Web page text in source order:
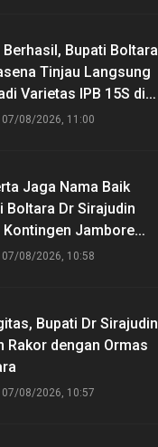
Bupati Boltara
Tinjau Langsung
Varietas IPB 15S di
07/08/2026, 11:00
Jaga Nama Baik
Boltara Dr Sirajudin
Kontingen Jambore
Buperta Cibubur
07/08/2026, 10:58
Bupati Dr Sirajudin
Rakor dengan Ormas
07/08/2026, 10:57